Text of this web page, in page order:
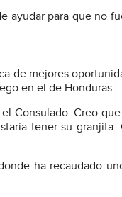
ayudar para que no
de mejores
en el de Honduras.
Consulado. Creo
tener su granjita.
ha recaudado